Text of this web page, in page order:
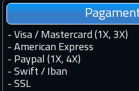
- Visa / Mastercard (1X, 3X)
- American Express
- Paypal (1X, 4X)
- Swift / Iban
- SSL